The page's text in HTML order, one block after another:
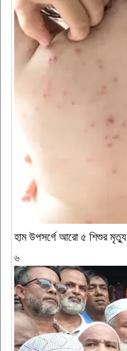
হাম উপসর্গে আরো ৫ শিশুর মৃত্যু
৬